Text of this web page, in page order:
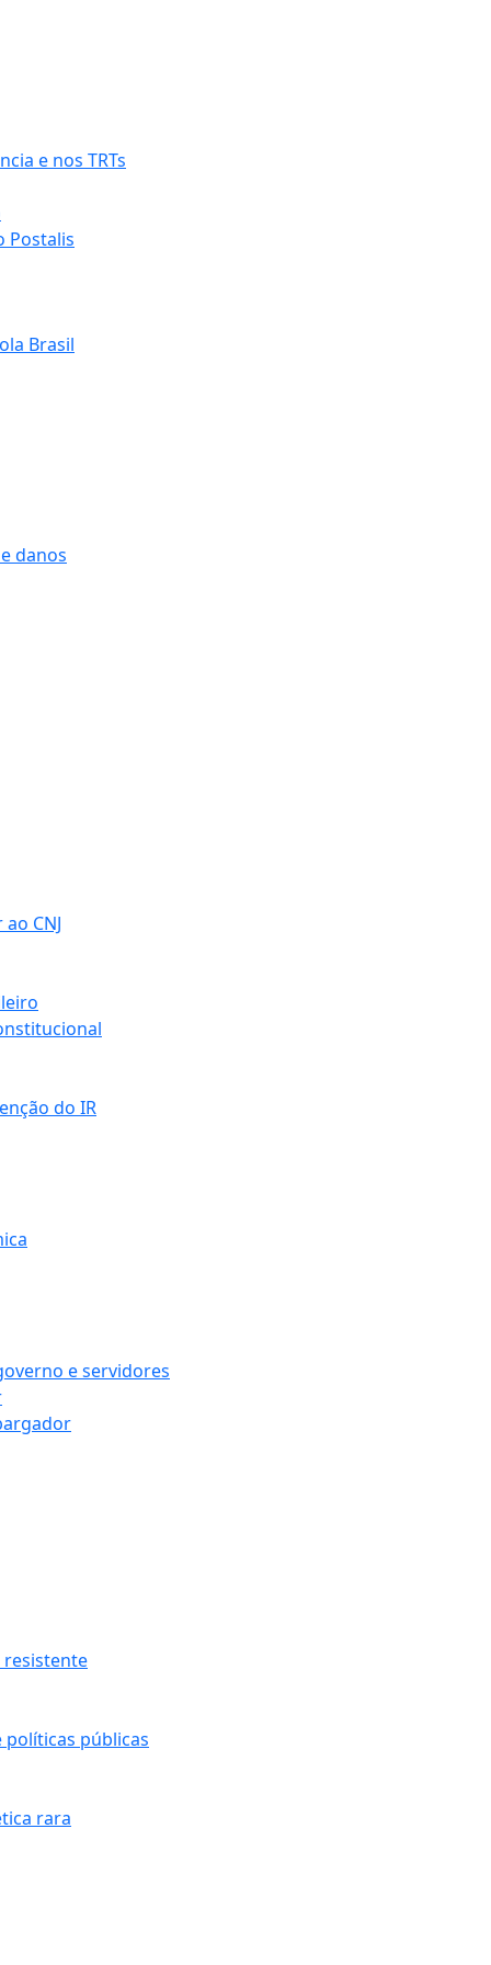
e nos TRTs
Postalis
Brasil
danos
CNJ
do IR
e servidores
políticas públicas
rara